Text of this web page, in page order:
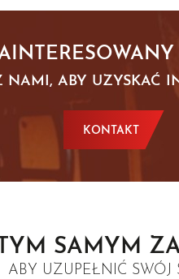
NAMI, ABY UZYSKAĆ
KONTAKT
SAMYM
ABY UZUPEŁNIĆ SWÓJ